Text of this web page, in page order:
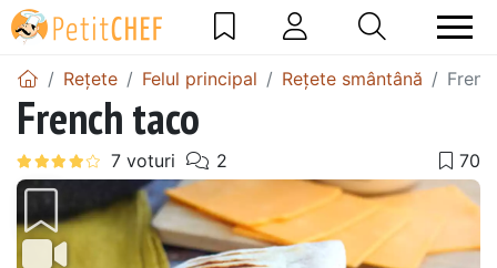
Rețete Felul principal Rețete smântână
French taco